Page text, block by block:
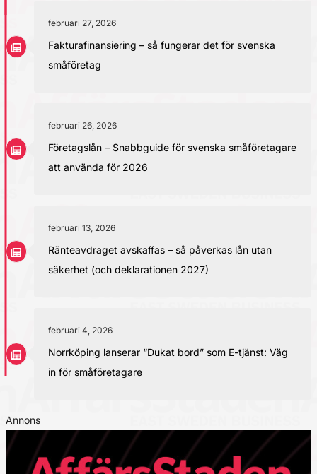
februari 27, 2026
Fakturafinansiering – så fungerar det för svenska
småföretag
februari 26, 2026
Företagslån – Snabbguide för svenska småföretagare
att använda för 2026
februari 13, 2026
Ränteavdraget avskaffas – så påverkas lån utan
säkerhet (och deklarationen 2027)
februari 4, 2026
Norrköping lanserar “Dukat bord” som E-tjänst: Väg
in för småföretagare
Annons